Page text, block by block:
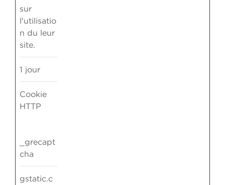
sur
l'utilisatio
n du leur
site.
1 jour
Cookie
HTTP
_grecapt
cha
gstatic.c